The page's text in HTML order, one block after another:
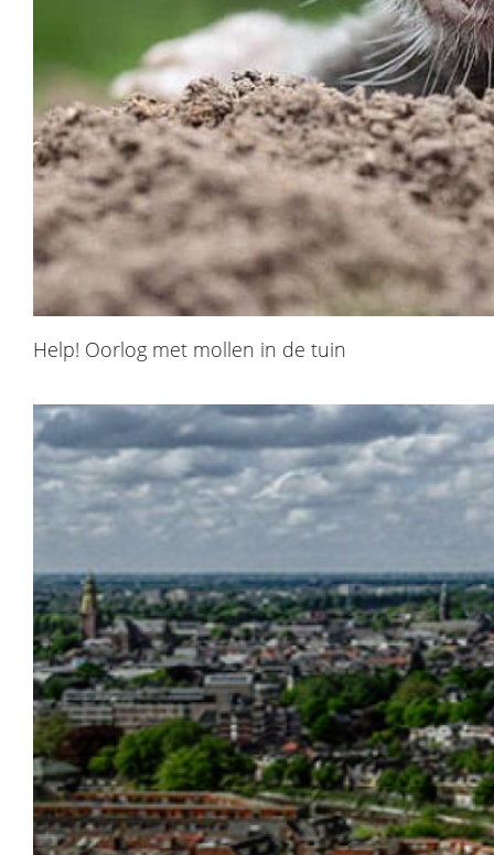
Help! Oorlog met mollen in de tuin